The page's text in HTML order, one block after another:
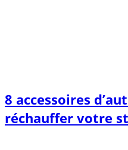
8 accessoires
réchauffer votre